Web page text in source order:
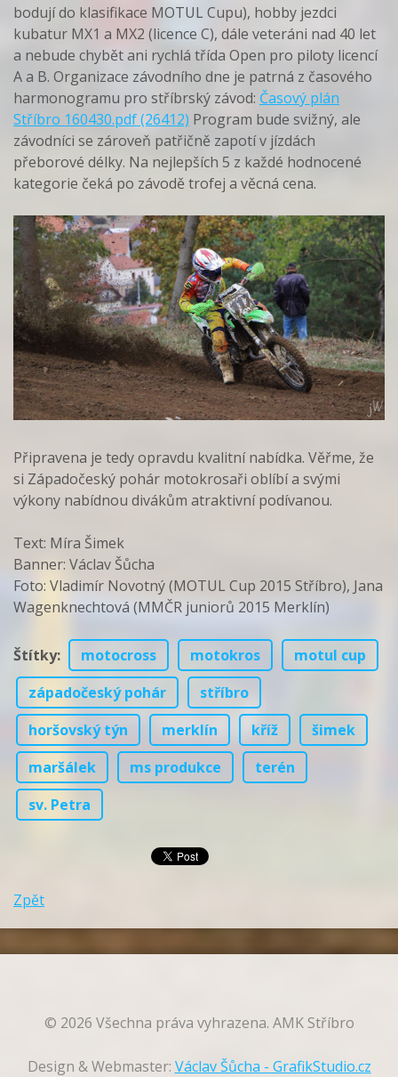
bodují do klasifikace MOTUL Cupu), hobby jezdci
kubatur MX1 a MX2 (licence C), dále veteráni nad 40 let
a nebude chybět ani rychlá třída Open pro piloty licencí
A a B. Organizace závodního dne je patrná z časového
harmonogramu pro stříbrský závod: Časový plán
Stříbro 160430.pdf (26412) Program bude svižný, ale
závodníci se zároveň patřičně zapotí v jízdách
přeborové délky. Na nejlepších 5 z každé hodnocené
kategorie čeká po závodě trofej a věcná cena.
Připravena je tedy opravdu kvalitní nabídka. Věřme, že
si Západočeský pohár motokrosaři oblíbí a svými
výkony nabídnou divákům atraktivní podívanou.
Text: Míra Šimek
Banner: Václav Šůcha
Foto: Vladimír Novotný (MOTUL Cup 2015 Stříbro), Jana
Wagenknechtová (MMČR juniorů 2015 Merklín)
Štítky: motocross motokros
motul cup
západočeský pohár
stříbro
horšovský týn
merklín kříž
šimek
maršálek
ms produkce
terén
sv. Petra
Zpět
© 2026 Všechna práva vyhrazena. AMK Stříbro
Design & Webmaster: Václav Šůcha - GrafikStudio.cz